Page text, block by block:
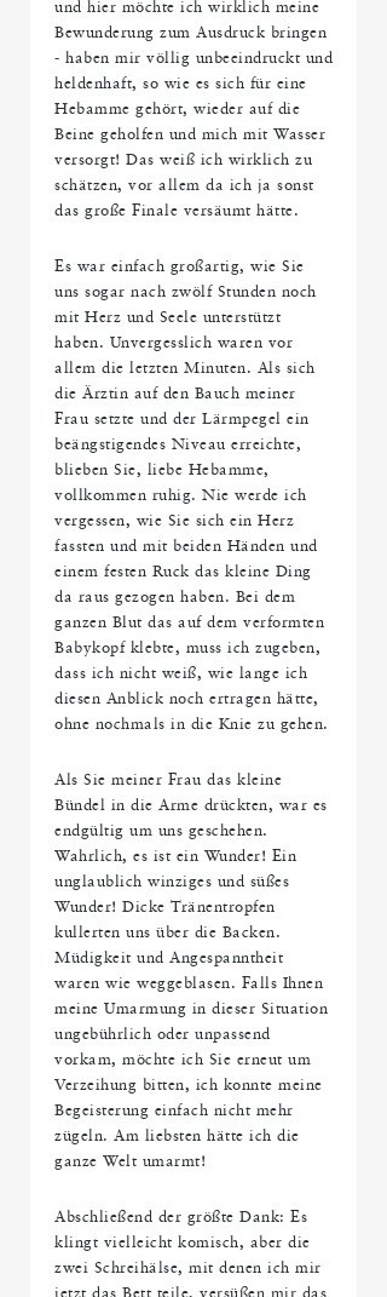
und hier möchte ich wirklich meine
Bewunderung zum Ausdruck bringen
- haben mir völlig unbeeindruckt und
heldenhaft, so wie es sich für eine
Hebamme gehört, wieder auf die
Beine geholfen und mich mit Wasser
versorgt! Das weiß ich wirklich zu
schätzen, vor allem da ich ja sonst
das große Finale versäumt hätte.
Es war einfach großartig, wie Sie
uns sogar nach zwölf Stunden noch
mit Herz und Seele unterstützt
haben. Unvergesslich waren vor
allem die letzten Minuten. Als sich
die Ärztin auf den Bauch meiner
Frau setzte und der Lärmpegel ein
beängstigendes Niveau erreichte,
blieben Sie, liebe Hebamme,
vollkommen ruhig. Nie werde ich
vergessen, wie Sie sich ein Herz
fassten und mit beiden Händen und
einem festen Ruck das kleine Ding
da raus gezogen haben. Bei dem
ganzen Blut das auf dem verformten
Babykopf klebte, muss ich zugeben,
dass ich nicht weiß, wie lange ich
diesen Anblick noch ertragen hätte,
ohne nochmals in die Knie zu gehen.
Als Sie meiner Frau das kleine
Bündel in die Arme drückten, war es
endgültig um uns geschehen.
Wahrlich, es ist ein Wunder! Ein
unglaublich winziges und süßes
Wunder! Dicke Tränentropfen
kullerten uns über die Backen.
Müdigkeit und Angespanntheit
waren wie weggeblasen. Falls Ihnen
meine Umarmung in dieser Situation
ungebührlich oder unpassend
vorkam, möchte ich Sie erneut um
Verzeihung bitten, ich konnte meine
Begeisterung einfach nicht mehr
zügeln. Am liebsten hätte ich die
ganze Welt umarmt!
Abschließend der größte Dank: Es
klingt vielleicht komisch, aber die
zwei Schreihälse, mit denen ich mir